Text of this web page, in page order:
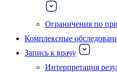
Ограничения по
Комплексные
Запись к врачу
Интерпретация